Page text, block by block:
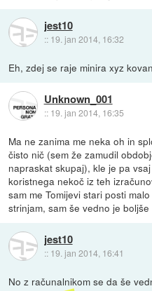
jest10
:: 19. jan 2014, 16:32
Eh, zdej se raje minira xyz
Unknown_001
:: 19. jan 2014, 16:35
Ma ne zanima me neka oh in
čisto nič (sem že zamudil
napraskat skupaj), kle je pa
koristnega nekoč iz teh
sam me Tomijevi stari posti
strinjam, sam še vedno je boljše
jest10
:: 19. jan 2014, 16:41
No z računalnikom se da še